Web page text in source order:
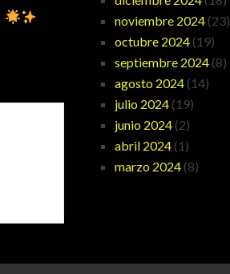
noviembre 2024(23)
octubre 2024(19)
septiembre 2024(8)
agosto 2024(14)
julio 2024(19)
junio 2024(2)
abril 2024(1)
marzo 2024(8)